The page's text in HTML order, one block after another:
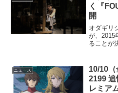
く『
開
オダギリ
が、2015
ることが
が絶賛を
た外...
ニュース
10/10（
2199 追
レミア